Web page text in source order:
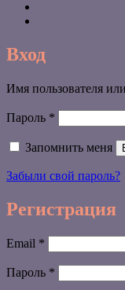
Вход
Имя пользователя
Пароль *
Запомнить меня
Забыли свой пароль?
Регистрация
Email *
Пароль *